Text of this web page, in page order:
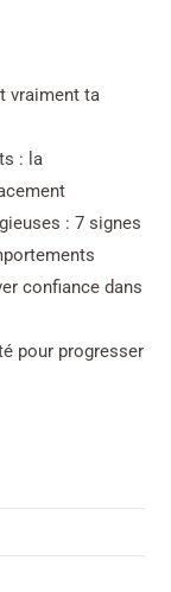
vraiment ta
: la
: 7 signes
confiance dans
pour progresser